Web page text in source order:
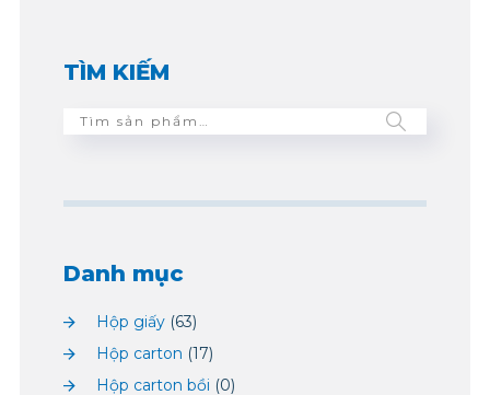
TÌM KIẾM
Danh mục
Hộp giấy (63)
Hộp carton (17)
Hộp carton bồi (0)